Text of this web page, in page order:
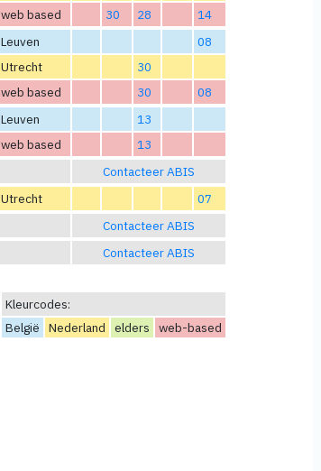
web based 30 28
14
Leuven
08
Utrecht
30
web based 30
08
Leuven
13
web based
13
Contacteer ABIS
Utrecht
07
Contacteer ABIS
Contacteer ABIS
Kleurcodes:
België
Nederland elders web-based